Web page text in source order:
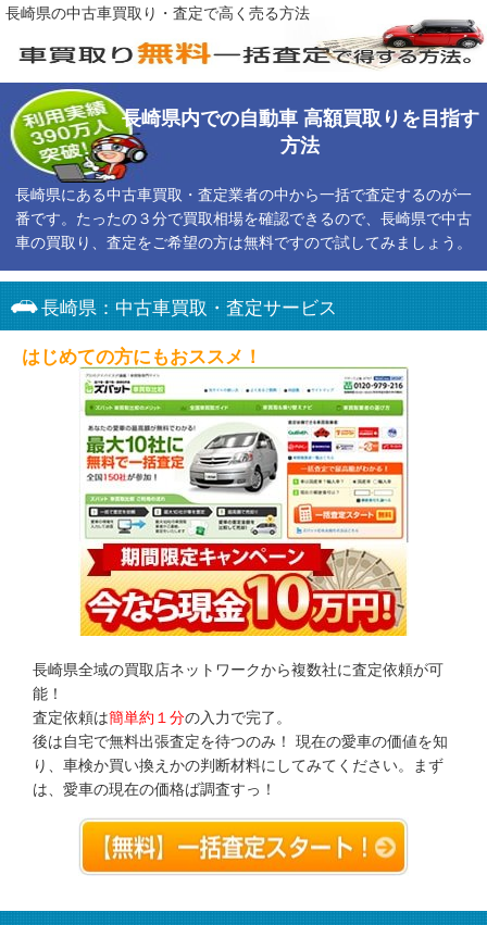
長崎県の中古車買取り・査定で高く売る方法
長崎県内での自動車 高額買取りを目指す
方法
長崎県にある中古車買取・査定業者の中から一括で査定するのが一
番です。たったの３分で買取相場を確認できるので、長崎県で中古
車の買取り、査定をご希望の方は無料ですので試してみましょう。
長崎県：中古車買取・査定サービス
はじめての方にもおススメ！
長崎県全域の買取店ネットワークから複数社に査定依頼が可
能！
査定依頼は簡単約１分の入力で完了。
後は自宅で無料出張査定を待つのみ！ 現在の愛車の価値を知
り、車検か買い換えかの判断材料にしてみてください。まず
は、愛車の現在の価格ば調査すっ！